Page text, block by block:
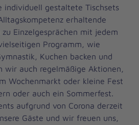
individuell gestaltete Tischsets
erhaltende
Einzelgesprächen mit jedem
Programm, wie
Kuchen backen und
wir auch regelmäßige Aktionen,
Wochenmarkt oder kleine Fest
oder auch ein Sommerfest.
aufgrund von Corona derzeit
Gäste und wir freuen uns,